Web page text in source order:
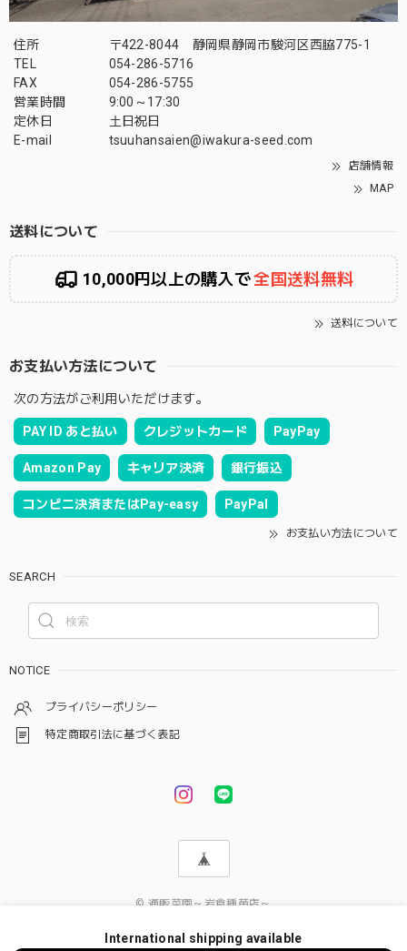
住所
〒422-8044 静岡県静岡市駿河区西脇775-1
TEL
054-286-5716
FAX
054-286-5755
営業時間
9:00～17:30
定休日
土日祝日
E-mail
tsuuhansaien@iwakura-seed.com
店舗情報
MAP
送料について
10,000円以上の購入で全国送料無料
送料について
お支払い方法について
次の方法がご利用いただけます。
PAY ID あと払い クレジットカード PayPay
Amazon Pay キャリア決済 銀行振込
コンビニ決済またはPay-easy PayPal
お支払い方法について
SEARCH
NOTICE
プライバシーポリシー
特定商取引法に基づく表記
© 通販菜園～岩倉種苗店～
International shipping available